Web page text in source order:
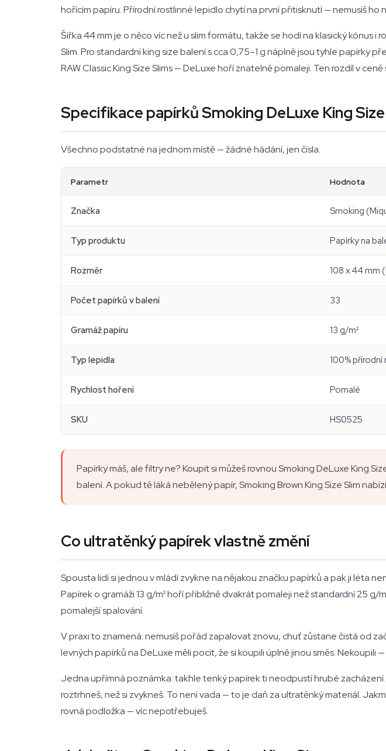
hořícím papíru. Přírodní rostlinné lepidlo chytí na první přitisknutí — nemusíš ho
Šířka 44 mm je o něco víc než u slim formátu, takže se hodí na klasický kónus
Slim. Pro standardní king size balení s cca 0,75–1 g náplně jsou tyhle papírky
RAW Classic King Size Slims — DeLuxe hoří znatelně pomaleji. Ten rozdíl v
Specifikace papírků Smoking DeLuxe King Size
Všechno podstatné na jednom místě — žádné hádání, jen čísla.
Parametr Hodnota
Značka Smoking
Typ produktu Papírky na
Rozměr 108 x 44 mm
Počet papírků v balení 33
Gramáž papíru 13 g/m²
Typ lepidla 100%
Rychlost hoření Pomalé
SKU HS0525
Papírky máš, ale filtry ne? Koupit si můžeš rovnou Smoking DeLuxe King
balení. A pokud tě láká nebělený papír, Smoking Brown King Size Slim
Co ultratěnký papírek vlastně změní
Spousta lidí si jednou v mládí zvykne na nějakou značku papírků a pak ji léta
Papírek o gramáži 13 g/m² hoří přibližně dvakrát pomaleji než standardní 25
pomalejší spalování.
V praxi to znamená: nemusíš pořád zapalovat znovu, chuť zůstane čistá od
levných papírků na DeLuxe měli pocit, že si koupili úplně jinou směs.
Jedna upřímná poznámka: takhle tenký papírek ti neodpustí hrubé
roztrhneš, než si zvykneš. To není vada — to je daň za ultratěnký materiál.
rovná podložka — víc nepotřebuješ.